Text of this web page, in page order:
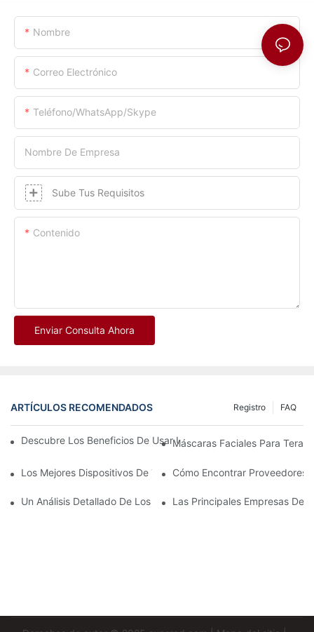
Nombre
Correo Electrónico
Teléfono/WhatsApp/Skype
Nombre De Empresa
Sube Tus Requisitos
Contenido
Enviar Consulta Ahora
ARTÍCULOS RECOMENDADOS FAQ
Registro
Descubre Los Beneficios De Usar Una Máscara De Terapia De
Máscaras Faciales Para
Los Mejores Dispositivos De Terapia De Luz Roja E Infrarrojos
Cómo Encontrar Proveedores
Un Análisis Detallado De Los Beneficios De La Terapia De Luz
Las Principales Empresas De